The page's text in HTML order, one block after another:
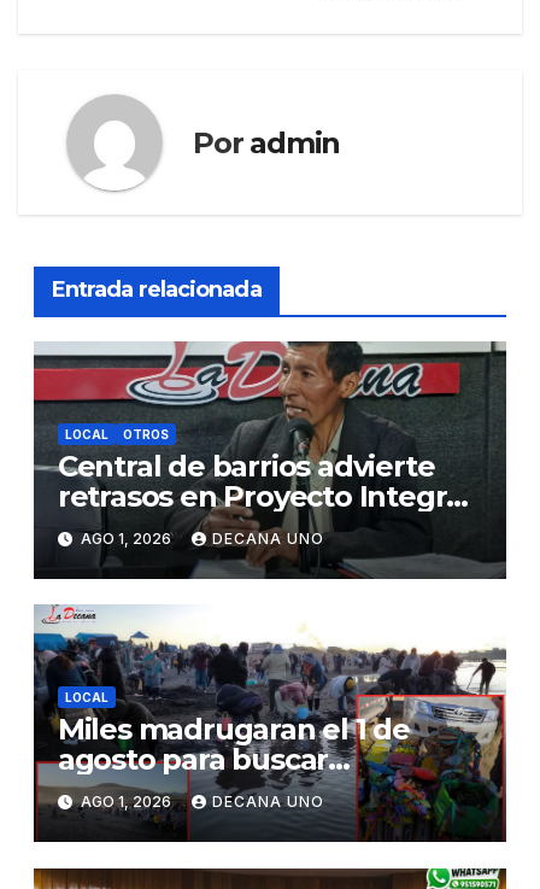
Por admin
Entrada relacionada
LOCAL OTROS
Central de barrios advierte
retrasos en Proyecto Integral
de Agua y Alcantarillado para
Juliaca
AGO 1, 2026 DECANA UNO
LOCAL
Miles madrugaran el 1 de
agosto para buscar
piedrecillas en los ríos y
realizar la challa por la
riqueza y la prosperidad
AGO 1, 2026 DECANA UNO